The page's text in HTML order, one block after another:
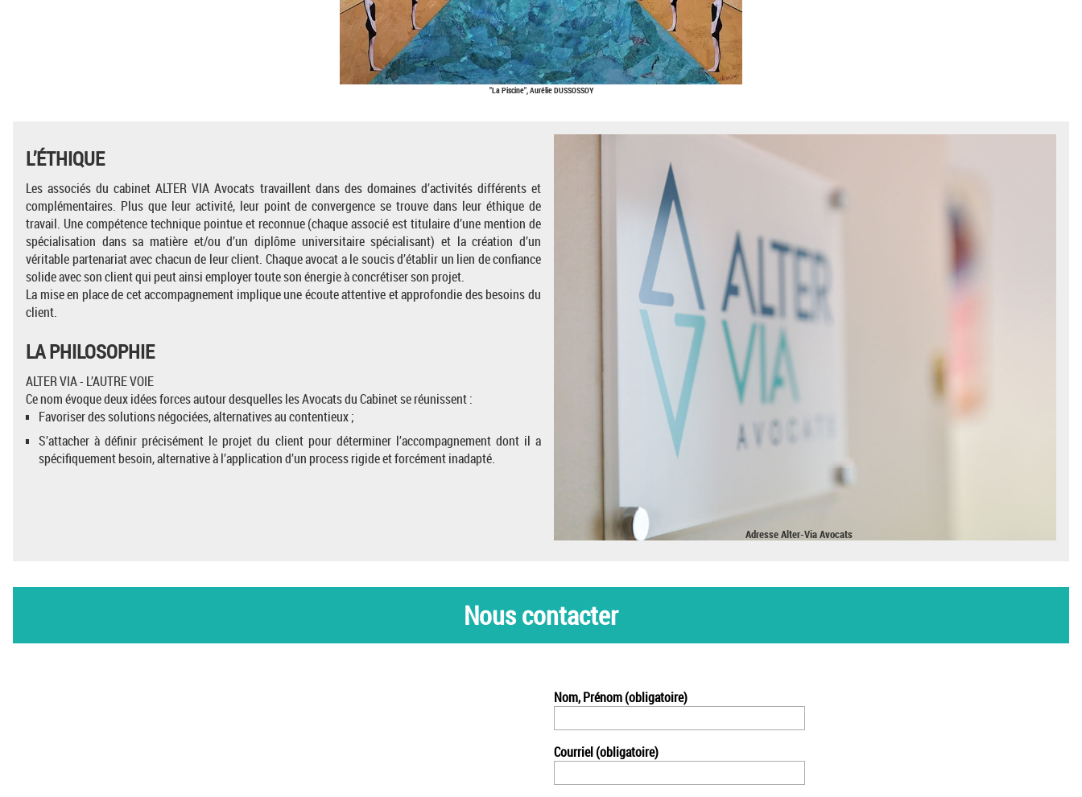
"La Piscine", Aurélie DUSSOSSOY
L’ÉTHIQUE
Les associés du cabinet ALTER VIA Avocats travaillent dans des domaines d’activités différents et
complémentaires. Plus que leur activité, leur point de convergence se trouve dans leur éthique de
travail. Une compétence technique pointue et reconnue (chaque associé est titulaire d’une mention de
spécialisation dans sa matière et/ou d’un diplôme universitaire spécialisant) et la création d’un
véritable partenariat avec chacun de leur client. Chaque avocat a le soucis d’établir un lien de confiance
solide avec son client qui peut ainsi employer toute son énergie à concrétiser son projet.
La mise en place de cet accompagnement implique une écoute attentive et approfondie des besoins du
client.
LA PHILOSOPHIE
ALTER VIA - L’AUTRE VOIE
Ce nom évoque deux idées forces autour desquelles les Avocats du Cabinet se réunissent :
Favoriser des solutions négociées, alternatives au contentieux ;
S’attacher à définir précisément le projet du client pour déterminer l’accompagnement dont il a
spécifiquement besoin, alternative à l’application d’un process rigide et forcément inadapté.
Adresse Alter-Via Avocats
Nous contacter
Nom, Prénom(obligatoire)
Courriel(obligatoire)